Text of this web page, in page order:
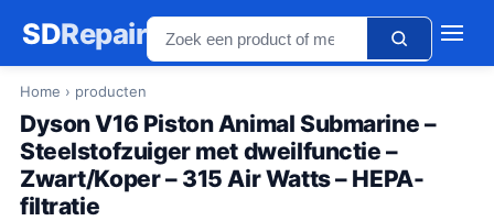
SDRepair
Home › producten
Dyson V16 Piston Animal Submarine –
Steelstofzuiger met dweilfunctie –
Zwart/Koper – 315 Air Watts – HEPA-
filtratie